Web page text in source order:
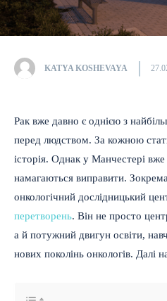
KATYA KOSHEVAYA
Рак вже давно є однією з
перед людством. За кожною
історія. Однак у Манчестері вже
намагаються виправити.
онкологічний дослідницький
перетворень. Він не просто
а й потужний двигун освіти,
нових поколінь онкологів. Далі